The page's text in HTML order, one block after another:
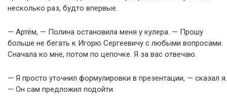
несколько раз, будто впервые.
— Артём, — Полина остановила меня у кулера. — Прошу
больше не бегать к Игорю Сергеевичу с любыми вопросами.
Сначала ко мне, потом по цепочке. Я за вас отвечаю.
— Я просто уточнил формулировки в презентации, — сказал я.
— Он сам предложил подойти.